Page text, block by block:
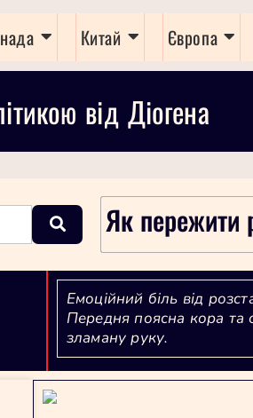
Китай Європа
від Діогена
Як пережити
Емоційний біль від
Передня поясна кора та
зламану руку.